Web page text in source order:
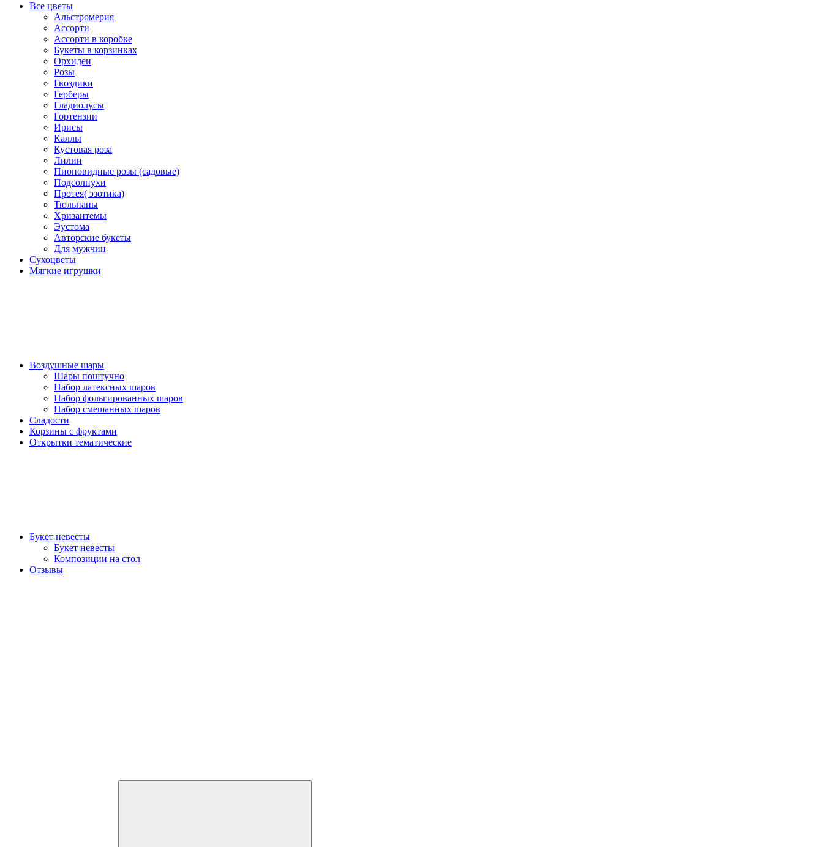
Все цветы
Альстромерия
Ассорти
Ассорти в коробке
Букеты в корзинках
Орхидеи
Розы
Гвоздики
Герберы
Гладиолусы
Гортензии
Ирисы
Каллы
Кустовая роза
Лилии
Пионовидные розы (садовые)
Подсолнухи
Протея( эзотика)
Тюльпаны
Хризантемы
Эустома
Авторские букеты
Для мужчин
Сухоцветы
Мягкие игрушки
Воздушные шары
Шары поштучно
Набор латексных шаров
Набор фольгированных шаров
Набор смешанных шаров
Сладости
Корзины с фруктами
Открытки тематические
Букет невесты
Букет невесты
Композиции на стол
Отзывы